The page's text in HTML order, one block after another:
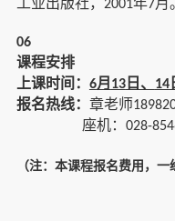
工业出版社， 2001年7月
06
课程安排
上课时间： 6月 13日、 14
报名热线： 章老师
座机： 028-
（注：本课程报名费用，